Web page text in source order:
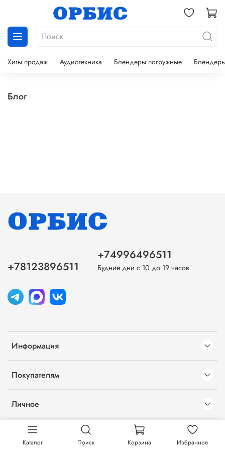
Хиты продаж Аудиотехника Блендеры погружные
Блог
Информация
Покупателям
Личное
+78123896511
+74996496511
Будние дни с 10 до 19 часов
Каталог Поиск Корзина Избранное